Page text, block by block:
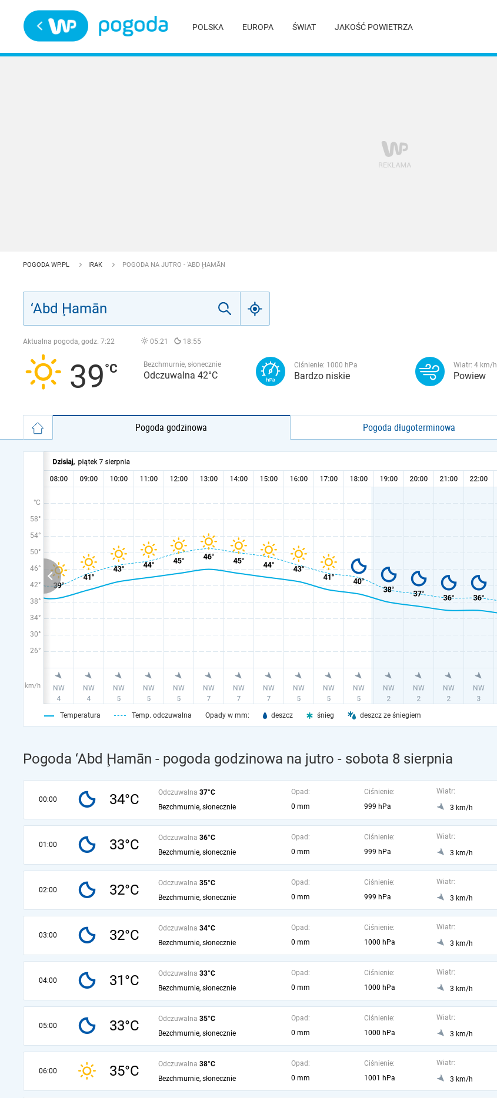
POLSKA EUROPA ŚWIAT JAKOŚĆ POWIETRZA
POGODA WP.PL IRAK POGODA NA JUTRO - ‘ABD ḨAMĀN
Aktualna pogoda, godz. 7:22 05:21 18:55
39 Bezchmurnie, słonecznie
Odczuwalna 42°C
Ciśnienie: 1000 hPa
Bardzo niskie
Wiatr: 4 km/h
Powiew
Pogoda godzinowa Pogoda długoterminowa
°C
58°
54°
50°
46°
42°
38°
34°
30°
26°
km/h
Temperatura Temp. odczuwalna Opady w mm: deszcz śnieg deszcz ze śniegiem
Pogoda ‘Abd Ḩamān - pogoda godzinowa na jutro - sobota 8 sierpnia
00:00 34°C Odczuwalna 37°C
Bezchmurnie, słonecznie
Opad:
0 mm
Ciśnienie:
999 hPa
Wiatr:
3 km/h
01:00 33°C Odczuwalna 36°C
Bezchmurnie, słonecznie
Opad:
0 mm
Ciśnienie:
999 hPa
Wiatr:
3 km/h
02:00 32°C Odczuwalna 35°C
Bezchmurnie, słonecznie
Opad:
0 mm
Ciśnienie:
999 hPa
Wiatr:
3 km/h
03:00 32°C Odczuwalna 34°C
Bezchmurnie, słonecznie
Opad:
0 mm
Ciśnienie:
1000 hPa
Wiatr:
3 km/h
04:00 31°C Odczuwalna 33°C
Bezchmurnie, słonecznie
Opad:
0 mm
Ciśnienie:
1000 hPa
Wiatr:
3 km/h
05:00 33°C Odczuwalna 35°C
Bezchmurnie, słonecznie
Opad:
0 mm
Ciśnienie:
1000 hPa
Wiatr:
3 km/h
06:00 35°C Odczuwalna 38°C
Bezchmurnie, słonecznie
Opad:
0 mm
Ciśnienie:
1001 hPa
Wiatr:
3 km/h